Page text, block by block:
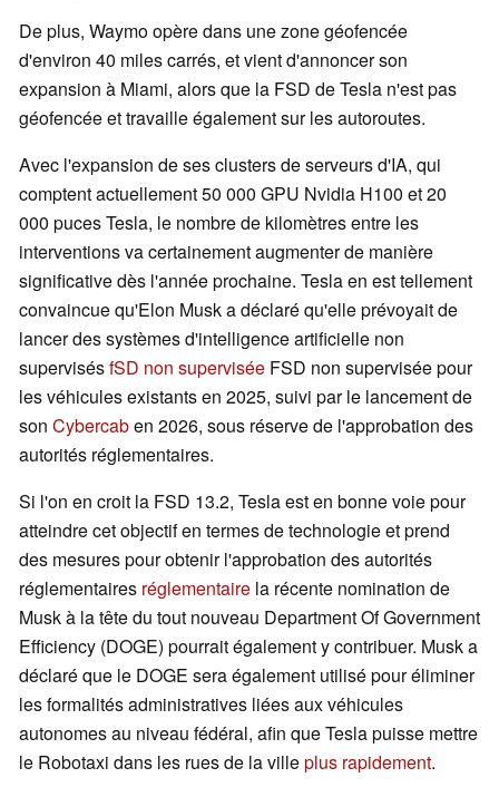
De plus, Waymo opère dans une zone géofencée
d'environ 40 miles carrés, et vient d'annoncer son
expansion à Miami, alors que la FSD de Tesla n'est pas
géofencée et travaille également sur les autoroutes.
Avec l'expansion de ses clusters de serveurs d'IA, qui
comptent actuellement 50 000 GPU Nvidia H100 et 20
000 puces Tesla, le nombre de kilomètres entre les
interventions va certainement augmenter de manière
significative dès l'année prochaine. Tesla en est tellement
convaincue qu'Elon Musk a déclaré qu'elle prévoyait de
lancer des systèmes d'intelligence artificielle non
supervisésfSD non supervisée FSD non supervisée pour
les véhicules existants en 2025, suivi par le lancement de
son Cybercaben 2026, sous réserve de l'approbation des
autorités réglementaires.
Si l'on en croit la FSD 13.2, Tesla est en bonne voie pour
atteindre cet objectif en termes de technologie et prend
des mesures pour obtenir l'approbation des autorités
réglementaires réglementaire la récente nomination de
Musk à la tête du tout nouveau Department Of Government
Efficiency (DOGE) pourrait également y contribuer. Musk a
déclaré que le DOGE sera également utilisé pour éliminer
les formalités administratives liées aux véhicules
autonomes au niveau fédéral, afin que Tesla puisse mettre
le Robotaxi dans les rues de la villeplus rapidement.